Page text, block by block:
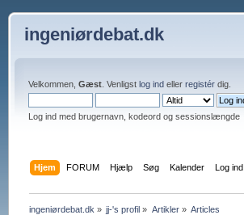
ingeniørdebat.dk
Velkommen, Gæst. Venligst log indeller registérdig.
Log ind med brugernavn, kodeord og sessionslængde
Hjem FORUM Hjælp Søg Kalender Log ind
ingeniørdebat.dk » jj-'s profil » Artikler» Articles